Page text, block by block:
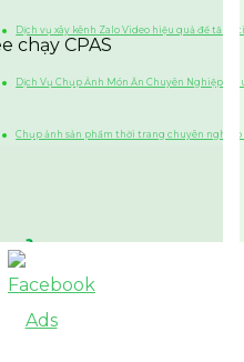
Dịch vụ xây kênh Zalo Video hiệu quả để tăng
Dịch Vụ Chụp Ảnh Món Ăn Chuyên Nghiệp,
Chụp ảnh sản phẩm thời trang chuyên nghiệp
chạy CPAS
nghiệp nhỏ